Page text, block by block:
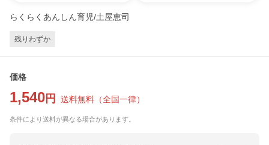
らくらくあんしん育児/土屋恵司
残りわずか
価格
1,540 円 送料無料 （全国一律）
条件により送料が異なる場合があります。